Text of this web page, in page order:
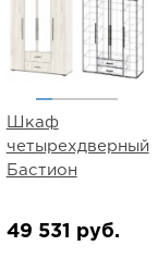
Шкаф
четырехдверный
Бастион
49 531 руб.